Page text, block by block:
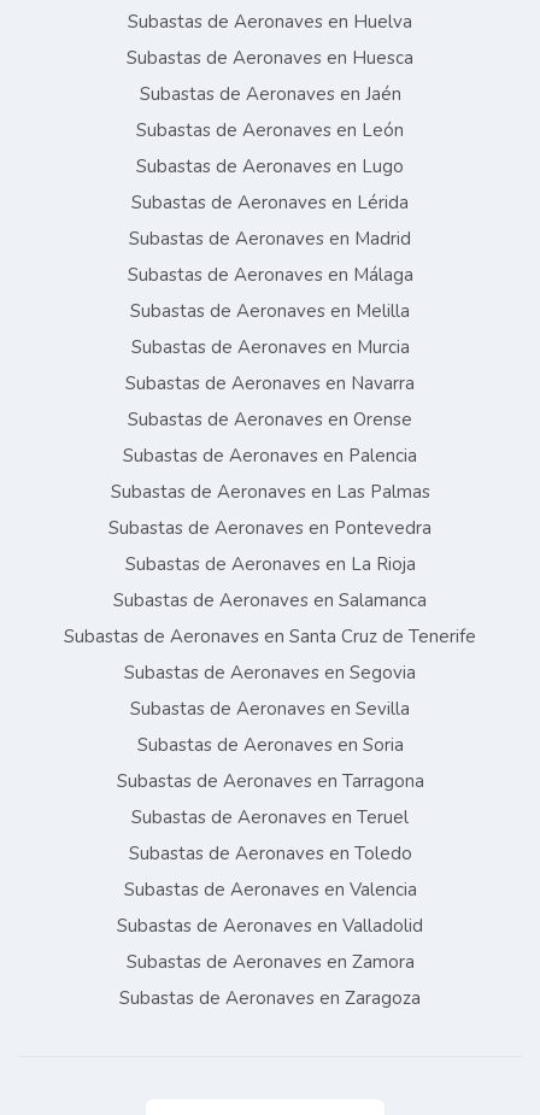
Subastas de Aeronaves en Huelva
Subastas de Aeronaves en Huesca
Subastas de Aeronaves en Jaén
Subastas de Aeronaves en León
Subastas de Aeronaves en Lugo
Subastas de Aeronaves en Lérida
Subastas de Aeronaves en Madrid
Subastas de Aeronaves en Málaga
Subastas de Aeronaves en Melilla
Subastas de Aeronaves en Murcia
Subastas de Aeronaves en Navarra
Subastas de Aeronaves en Orense
Subastas de Aeronaves en Palencia
Subastas de Aeronaves en Las Palmas
Subastas de Aeronaves en Pontevedra
Subastas de Aeronaves en La Rioja
Subastas de Aeronaves en Salamanca
Subastas de Aeronaves en Santa Cruz de Tenerife
Subastas de Aeronaves en Segovia
Subastas de Aeronaves en Sevilla
Subastas de Aeronaves en Soria
Subastas de Aeronaves en Tarragona
Subastas de Aeronaves en Teruel
Subastas de Aeronaves en Toledo
Subastas de Aeronaves en Valencia
Subastas de Aeronaves en Valladolid
Subastas de Aeronaves en Zamora
Subastas de Aeronaves en Zaragoza